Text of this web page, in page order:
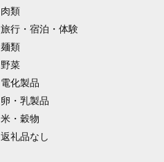
肉類
旅行・宿泊・体験
麺類
野菜
電化製品
卵・乳製品
米・穀物
返礼品なし